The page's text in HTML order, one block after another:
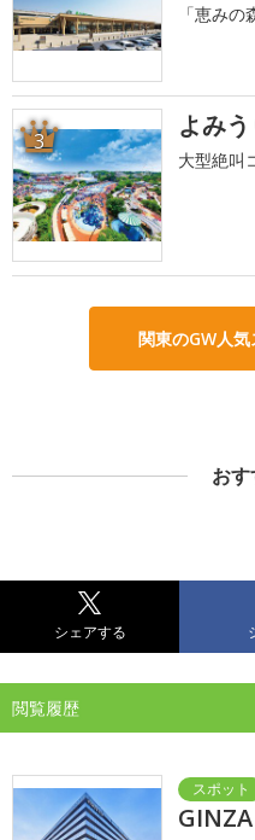
「恵み
3 よみ
大型絶叫
関東のGW人
お
シェアする
閲覧履歴